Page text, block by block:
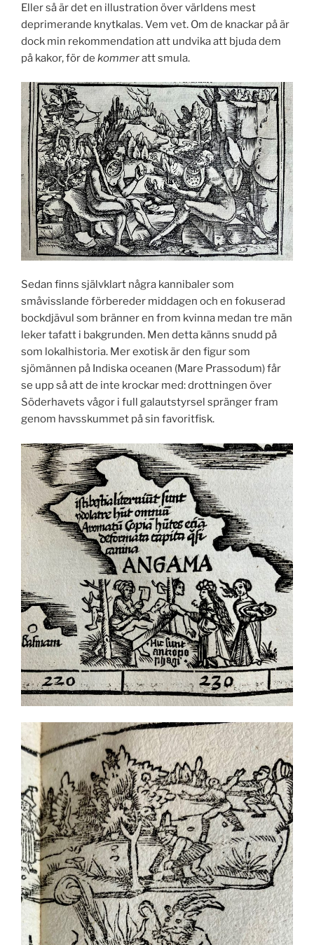
Eller så är det en illustration över världens mest
deprimerande knytkalas. Vem vet. Om de knackar på är
dock min rekommendation att undvika att bjuda dem
på kakor, för de kommeratt smula.
Sedan finns självklart några kannibaler som
småvisslande förbereder middagen och en fokuserad
bockdjävul som bränner en from kvinna medan tre män
leker tafatt i bakgrunden. Men detta känns snudd på
som lokalhistoria. Mer exotisk är den figur som
sjömännen på Indiska oceanen (Mare Prassodum) får
se upp så att de inte krockar med: drottningen över
Söderhavets vågor i full galautstyrsel spränger fram
genom havsskummet på sin favoritfisk.